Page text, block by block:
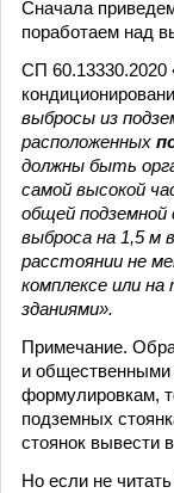
Сначала
поработаем над
СП 60.13330.2020
выбросы из
расположенных
должны быть
самой высокой
общей
выброса на 1,5 м
расстоянии не
комплексе или
зданиями».
Примечание.
и общественными
формулировкам,
подземных
стоянок вывести
Но если не